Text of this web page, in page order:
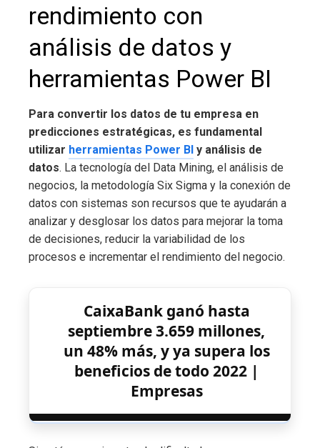
rendimiento con
análisis de datos y
herramientas Power BI
Para convertir los datos de tu empresa en
predicciones estratégicas, es fundamental
utilizar herramientas Power BI y análisis de
datos. La tecnología del Data Mining, el análisis de
negocios, la metodología Six Sigma y la conexión de
datos con sistemas son recursos que te ayudarán a
analizar y desglosar los datos para mejorar la toma
de decisiones, reducir la variabilidad de los
procesos e incrementar el rendimiento del negocio.
CaixaBank ganó hasta
septiembre 3.659 millones,
un 48% más, y ya supera los
beneficios de todo 2022 |
Empresas